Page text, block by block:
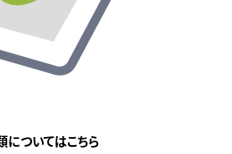
についてはこちら